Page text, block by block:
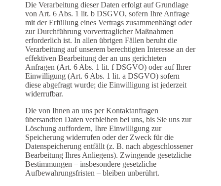
Die Verarbeitung dieser Daten erfolgt auf Grundlage
von Art. 6 Abs. 1 lit. b DSGVO, sofern Ihre Anfrage
mit der Erfüllung eines Vertrags zusammenhängt oder
zur Durchführung vorvertraglicher Maßnahmen
erforderlich ist. In allen übrigen Fällen beruht die
Verarbeitung auf unserem berechtigten Interesse an der
effektiven Bearbeitung der an uns gerichteten
Anfragen (Art. 6 Abs. 1 lit. f DSGVO) oder auf Ihrer
Einwilligung (Art. 6 Abs. 1 lit. a DSGVO) sofern
diese abgefragt wurde; die Einwilligung ist jederzeit
widerrufbar.
Die von Ihnen an uns per Kontaktanfragen
übersandten Daten verbleiben bei uns, bis Sie uns zur
Löschung auffordern, Ihre Einwilligung zur
Speicherung widerrufen oder der Zweck für die
Datenspeicherung entfällt (z. B. nach abgeschlossener
Bearbeitung Ihres Anliegens). Zwingende gesetzliche
Bestimmungen – insbesondere gesetzliche
Aufbewahrungsfristen – bleiben unberührt.